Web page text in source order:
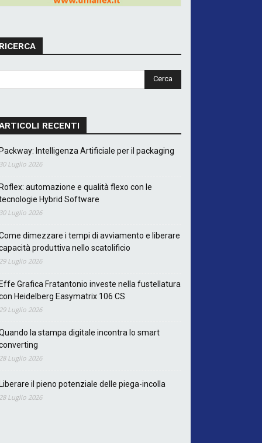
RECENTI
Intelligenza Artificiale per il packaging
Luglio 2026
automazione e qualità flexo con le
Hybrid Software
Luglio 2026
dimezzare i tempi di avviamento e liberare
produttiva nello scatolificio
Luglio 2026
Grafica Fratantonio investe nella fustellatura
Heidelberg Easymatrix 106 CS
Luglio 2026
la stampa digitale incontra lo smart
Luglio 2026
il pieno potenziale delle piega-incolla
Luglio 2026